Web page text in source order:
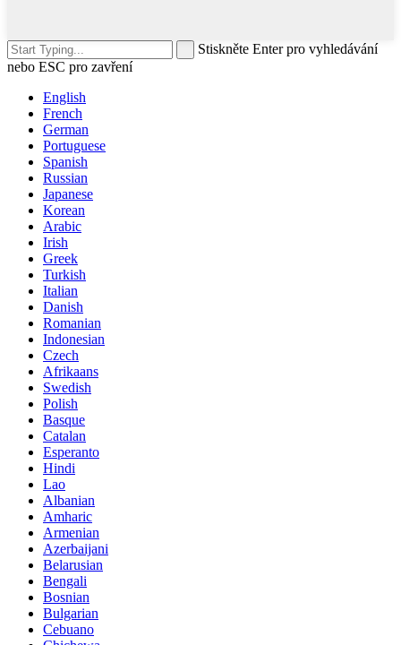
Stiskněte Enter pro vyhledávání
nebo ESC pro zavření
English
French
German
Portuguese
Spanish
Russian
Japanese
Korean
Arabic
Irish
Greek
Turkish
Italian
Danish
Romanian
Indonesian
Czech
Afrikaans
Swedish
Polish
Basque
Catalan
Esperanto
Hindi
Lao
Albanian
Amharic
Armenian
Azerbaijani
Belarusian
Bengali
Bosnian
Bulgarian
Cebuano